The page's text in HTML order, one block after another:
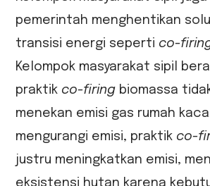
pemerintah menghentikan
transisi energi seperti co-
Kelompok masyarakat sipil
praktik co-firing biomassa
menekan emisi gas rumah
mengurangi emisi, praktik co-
justru meningkatkan emisi,
eksistensi hutan karena